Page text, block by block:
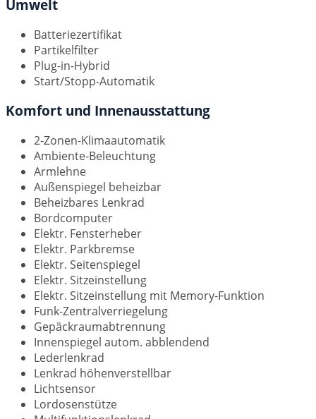
Umwelt
Batteriezertifikat
Partikelfilter
Plug-in-Hybrid
Start/Stopp-Automatik
Komfort und Innenausstattung
2-Zonen-Klimaautomatik
Ambiente-Beleuchtung
Armlehne
Außenspiegel beheizbar
Beheizbares Lenkrad
Bordcomputer
Elektr. Fensterheber
Elektr. Parkbremse
Elektr. Seitenspiegel
Elektr. Sitzeinstellung
Elektr. Sitzeinstellung mit Memory-Funktion
Funk-Zentralverriegelung
Gepäckraumabtrennung
Innenspiegel autom. abblendend
Lederlenkrad
Lenkrad höhenverstellbar
Lichtsensor
Lordosenstütze